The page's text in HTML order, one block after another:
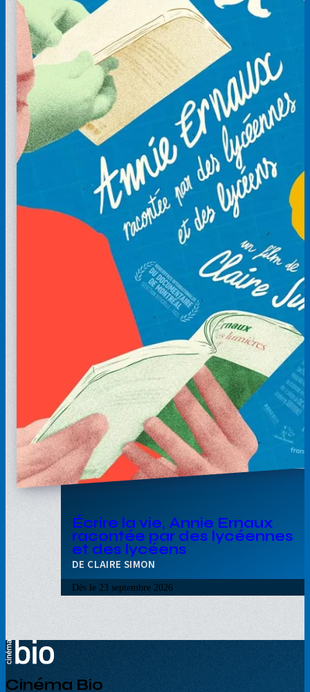
Écrire la vie, Annie Ernaux
racontée par des lycéennes
et des lycéens
CLAIRE SIMON
Dès le 23 septembre 2026
Cinéma Bio